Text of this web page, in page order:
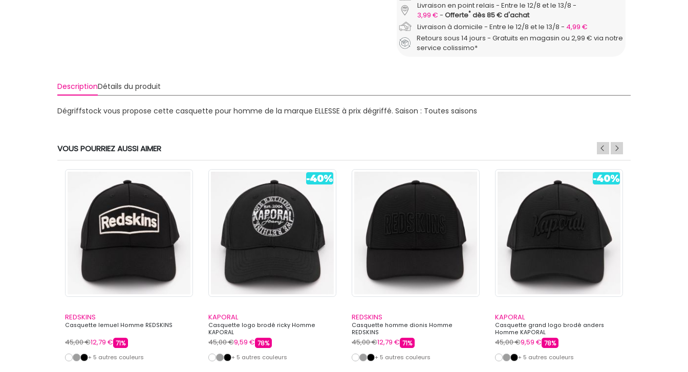
Livraison en point relais
Entre le 12/8 et le 13/8
3,99 €
Offerte*dès 85 € d'achat
Livraison à domicile
Entre le 12/8 et le 13/8
4,99 €
Retours sous 14 jours - Gratuits en magasin ou 2,99 € via notre
service colissimo*
DescriptionDétails du produit
Dégriffstock vous propose cette casquette pour homme de la marque ELLESSE à prix dégriffé. Saison : Toutes saisons
VOUS POURRIEZ AUSSI AIMER
REDSKINS
Casquette lemuel Homme REDSKINS
45,00 €12,79 € 71%
+ 5 autres couleurs
KAPORAL
Casquette logo brodé ricky Homme
KAPORAL
45,00 €9,59 € 78%
+ 5 autres couleurs
REDSKINS
Casquette homme dionis Homme
REDSKINS
45,00 €12,79 € 71%
+ 5 autres couleurs
KAPORAL
Casquette grand logo brodé anders
Homme KAPORAL
45,00 €9,59 € 78%
+ 5 autres couleurs